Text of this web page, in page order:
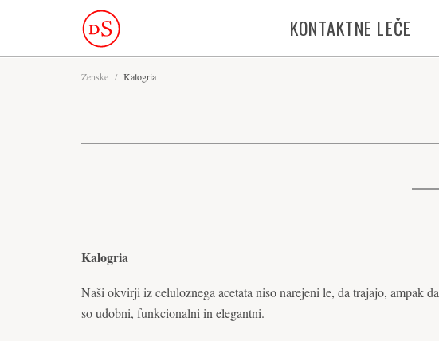
KONTAKTNE LEČE
Ženske / Kalogria
Kalogria
Naši okvirji iz celuloznega acetata niso narejeni le, da trajajo, ampak da
so udobni, funkcionalni in elegantni.